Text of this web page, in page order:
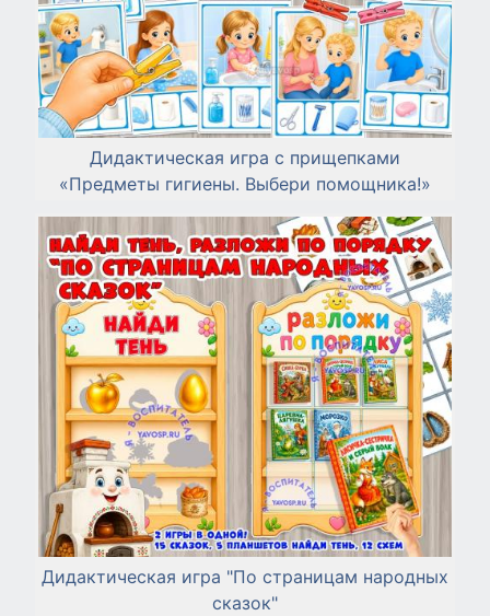
Дидактическая игра с прищепками
«Предметы гигиены. Выбери помощника!»
Дидактическая игра "По страницам народных
сказок"